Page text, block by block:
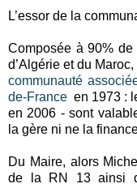
L’essor de la
Composée à 90%
d’Algérie et du
communauté
de-France en 1973 :
en 2006 - sont
la gère ni ne la
Du Maire, alors
de la RN 13 ainsi